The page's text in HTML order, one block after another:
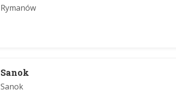
Rymanów
Sanok
Sanok